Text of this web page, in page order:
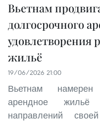
Вьетнам
долгосрочного
удовлетворения
жильё
19/06/2026 21:00
Вьетнам намерен
арендное
направлений